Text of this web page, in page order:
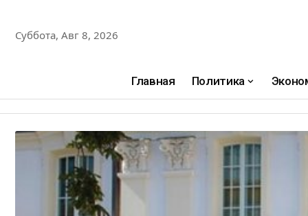
Суббота, Авг 8, 2026
Главная Политика